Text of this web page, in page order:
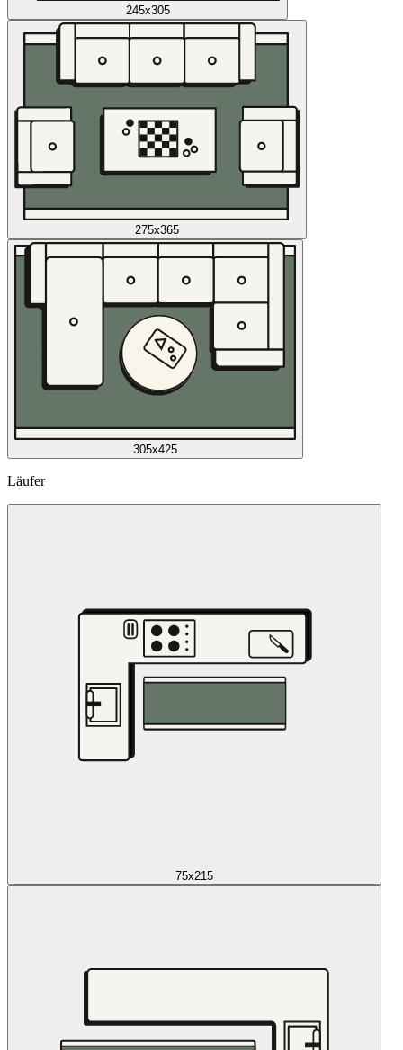
245x305
275x365
305x425
Läufer
75x215